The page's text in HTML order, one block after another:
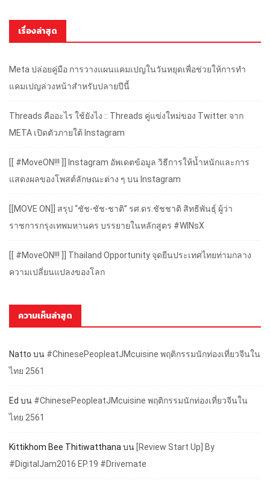
เรื่องล่าสุด
Meta ปล่อยคู่มือ การวางแผนแคมเปญในวันหยุดเพื่อช่วยให้การทำ
แคมเปญล่วงหน้าสำหรับปลายปีนี้
Threads คืออะไร ใช้ยังไง :: Threads คู่แข่งใหม่ของ Twitter จาก
META เปิดตัวภายใต้ Instagram
[[ #MoveON!!! ]] Instagram อัพเดตข้อมูล วิธีการให้น้ำหนักและการ
แสดงผลของโพสต์ลักษณะต่าง ๆ บน Instagram
[[MOVE ON]] สรุป “ชัช-ชัช-ชาติ” รศ.ดร.ชัชชาติ สิทธิพันธุ์ ผู้ว่า
ราชการกรุงเทพมหานคร บรรยายในหลักสูตร #WINsX
[[ #MoveON!!! ]] Thailand Opportunity จุดยืนประเทศไทยท่ามกลาง
ความเปลี่ยนแปลงของโลก
ความเห็นล่าสุด
Natto บน #ChinesePeopleatJMcuisine พฤติกรรมนักท่องเที่ยวจีนใน
ไทย 2561
Ed บน #ChinesePeopleatJMcuisine พฤติกรรมนักท่องเที่ยวจีนใน
ไทย 2561
Kittikhom Bee Thitiwatthana บน [Review Start Up] By
#DigitalJam2016 EP.19 #Drivemate